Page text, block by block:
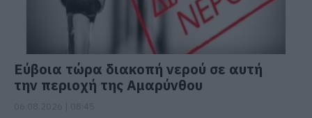
Εύβοια τώρα διακοπή νερού σε αυτή
την περιοχή της Αμαρύνθου